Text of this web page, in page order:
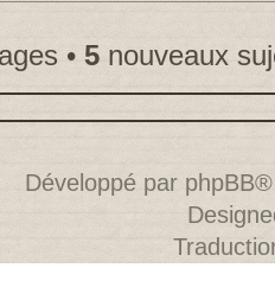
• 5 nouveaux
Développé par phpBB®